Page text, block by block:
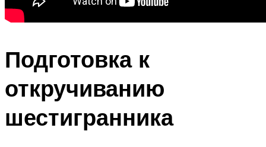
Подготовка к
откручиванию
шестигранника